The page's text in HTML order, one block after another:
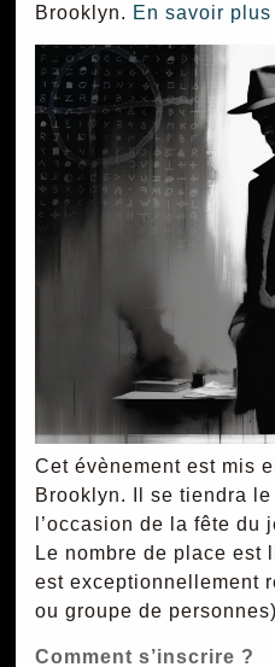
Brooklyn. En savoir
Cet évènement est mis
Brooklyn. Il se tiendra
l’occasion de la fête du
Le nombre de place est
est exceptionnellement
ou groupe de
Comment s’inscrire ?